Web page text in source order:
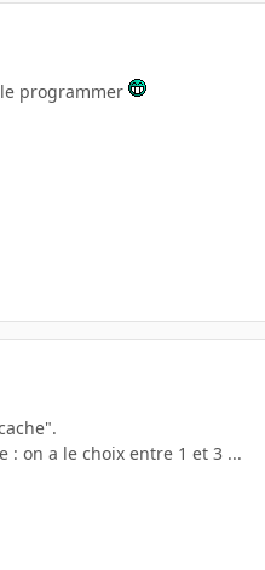
programmer
: on a le choix entre 1 et 3 ...